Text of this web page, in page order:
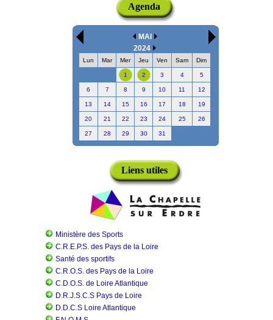
Agenda
MAI
2024
Lun Mar Mer Jeu Ven Sam Dim
1 2 3 4 5
6 7 8 9 10 11 12
13 14 15 16 17 18 19
20 21 22 23 24 25 26
27 28 29 30 31
Liens utiles
Ministère des Sports
C.R.E.P.S. des Pays de la Loire
Santé des sportifs
C.R.O.S. des Pays de la Loire
C.D.O.S. de Loire Atlantique
D.R.J.S.C.S Pays de Loire
D.D.C.S Loire Atlantique